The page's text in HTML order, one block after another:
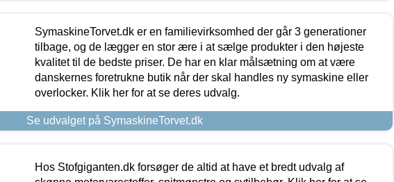
SymaskineTorvet.dk er en familievirksomhed der går 3 generationer
tilbage, og de lægger en stor ære i at sælge produkter i den højeste
kvalitet til de bedste priser. De har en klar målsætning om at være
danskernes foretrukne butik når der skal handles ny symaskine eller
overlocker. Klik her for at se deres udvalg.
Se udvalget på SymaskineTorvet.dk
Hos Stofgiganten.dk forsøger de altid at have et bredt udvalg af